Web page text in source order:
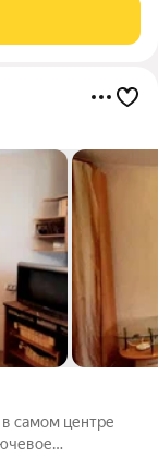
мечты!
самом центре